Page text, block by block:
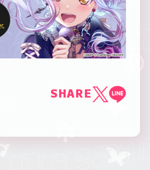
SHARE